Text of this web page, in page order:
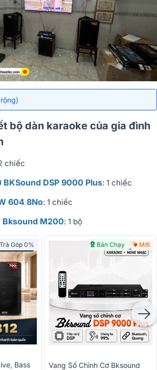
bộ dàn karaoke của gia đình
chiếc
DSP 9000 Plus: 1 chiếc
604 8No: 1 chiếc
M200: 1 bộ
Trả Góp 0%
Bass
Bán Chạy Mới
Vang Số Chỉnh Cơ Bksound